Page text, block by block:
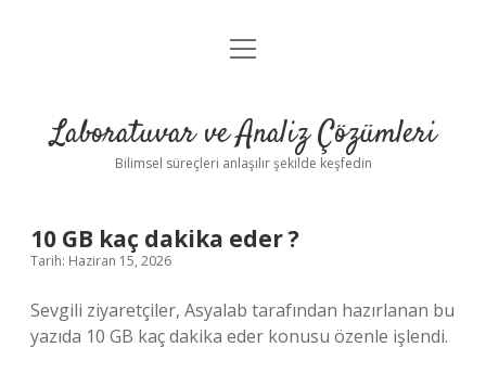
Anasayfa
Yasal Uyarı
menüyü
Laboratuvar ve Analiz Çözümleri
Bilimsel süreçleri anlaşılır şekilde keşfedin
10 GB kaç dakika eder ?
Tarih: Haziran 15, 2026
Sevgili ziyaretçiler, Asyalab tarafından hazırlanan bu
yazıda 10 GB kaç dakika eder konusu özenle işlendi.